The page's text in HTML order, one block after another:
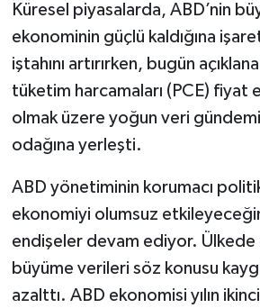
Küresel piyasalarda, ABD’nin
ekonominin güçlü kaldığına
iştahını artırırken, bugün
tüketim harcamaları (PCE) fiyat
olmak üzere yoğun veri gündemi
odağına yerleşti.
ABD yönetiminin korumacı
ekonomiyi olumsuz
endişeler devam ediyor. Ülkede
büyüme verileri söz konusu
azalttı. ABD ekonomisi yılın